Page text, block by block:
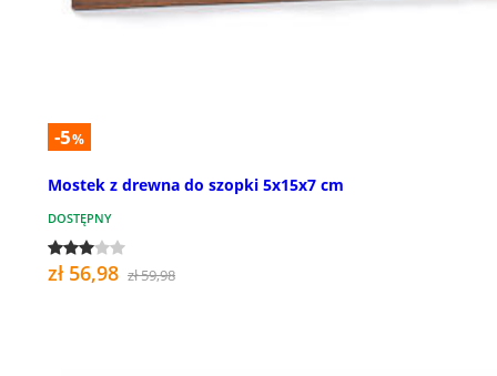
-5%
Mostek z drewna do szopki 5x15x7 cm
DOSTĘPNY
zł 56,98 zł 59,98